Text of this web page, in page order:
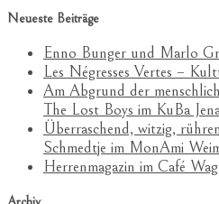
Neueste Beiträge
Enno Bunger und Marlo
Les Négresses Vertes –
Am Abgrund der
The Lost Boys im KuBa
Überraschend, witzig,
Schmedtje im MonAmi
Herrenmagazin im Café